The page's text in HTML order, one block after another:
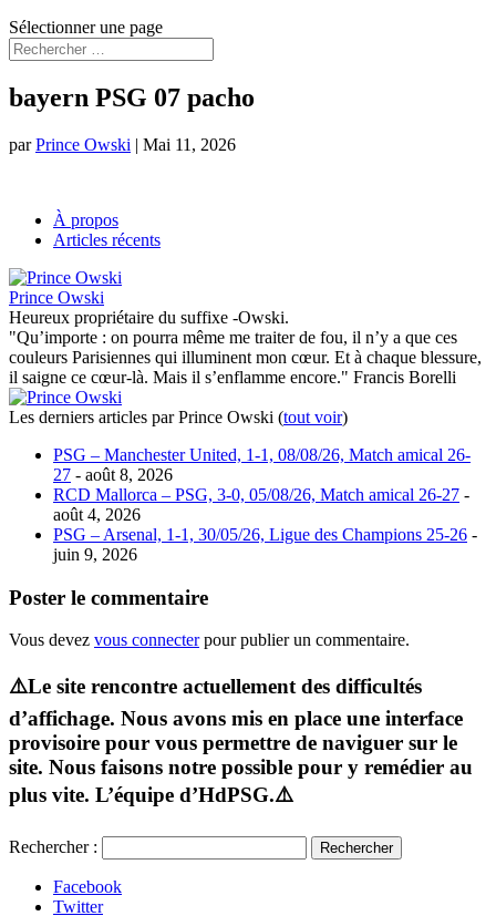
Sélectionner une page
bayern PSG 07 pacho
parPrince Owski | Mai 11, 2026
À propos
Articles récents
Prince Owski
Heureux propriétaire du suffixe -Owski.
"Qu’importe : on pourra même me traiter de fou, il n’y a que ces
couleurs Parisiennes qui illuminent mon cœur. Et à chaque blessure,
il saigne ce cœur-là. Mais il s’enflamme encore." Francis Borelli
Les derniers articles par Prince Owski (tout voir)
PSG – Manchester United, 1-1, 08/08/26, Match amical 26-
27 - août 8, 2026
RCD Mallorca – PSG, 3-0, 05/08/26, Match amical 26-27 -
août 4, 2026
PSG – Arsenal, 1-1, 30/05/26, Ligue des Champions 25-26 -
juin 9, 2026
Poster le commentaire
Vous devez vous connecterpour publier un commentaire.
⚠️Le site rencontre actuellement des difficultés
d’affichage. Nous avons mis en place une interface
provisoire pour vous permettre de naviguer sur le
site. Nous faisons notre possible pour y remédier au
plus vite. L’équipe d’HdPSG.⚠️
Rechercher :
Facebook
Twitter